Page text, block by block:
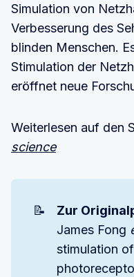
Simulation von
Verbesserung des
blinden Menschen.
Stimulation der
eröffnet neue
Weiterlesen auf den
science
📝
Zur
James Fong
stimulation